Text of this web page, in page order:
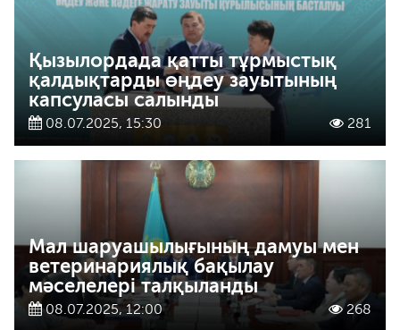
Қызылордада қатты тұрмыстық
қалдықтарды өңдеу зауытының
капсуласы салынды
08.07.2025, 15:30 281
Мал шаруашылығының дамуы мен
ветеринариялық бақылау
мәселелері талқыланды
08.07.2025, 12:00 268